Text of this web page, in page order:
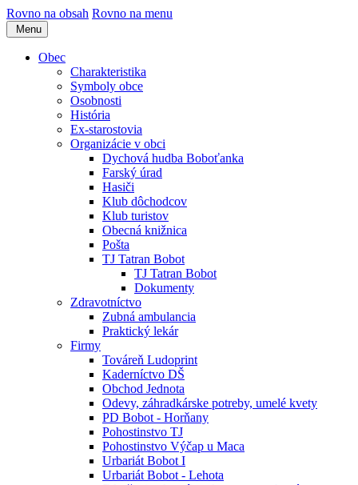
Rovno na obsah Rovno na menu
Menu
Obec
Charakteristika
Symboly obce
Osobnosti
História
Ex-starostovia
Organizácie v obci
Dychová hudba Boboťanka
Farský úrad
Hasiči
Klub dôchodcov
Klub turistov
Obecná knižnica
Pošta
TJ Tatran Bobot
TJ Tatran Bobot
Dokumenty
Zdravotníctvo
Zubná ambulancia
Praktický lekár
Firmy
Továreň Ludoprint
Kaderníctvo DŠ
Obchod Jednota
Odevy, záhradkárske potreby, umelé kvety
PD Bobot - Horňany
Pohostinstvo TJ
Pohostinstvo Výčap u Maca
Urbariát Bobot I
Urbariát Bobot - Lehota